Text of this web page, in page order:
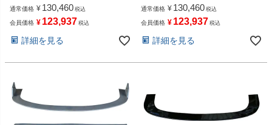
通常価格 ¥ 130,460 税込
会員価格 ¥ 123,937 税込
詳細を見る
通常価格 ¥ 130,460 税込
会員価格 ¥ 123,937 税込
詳細を見る